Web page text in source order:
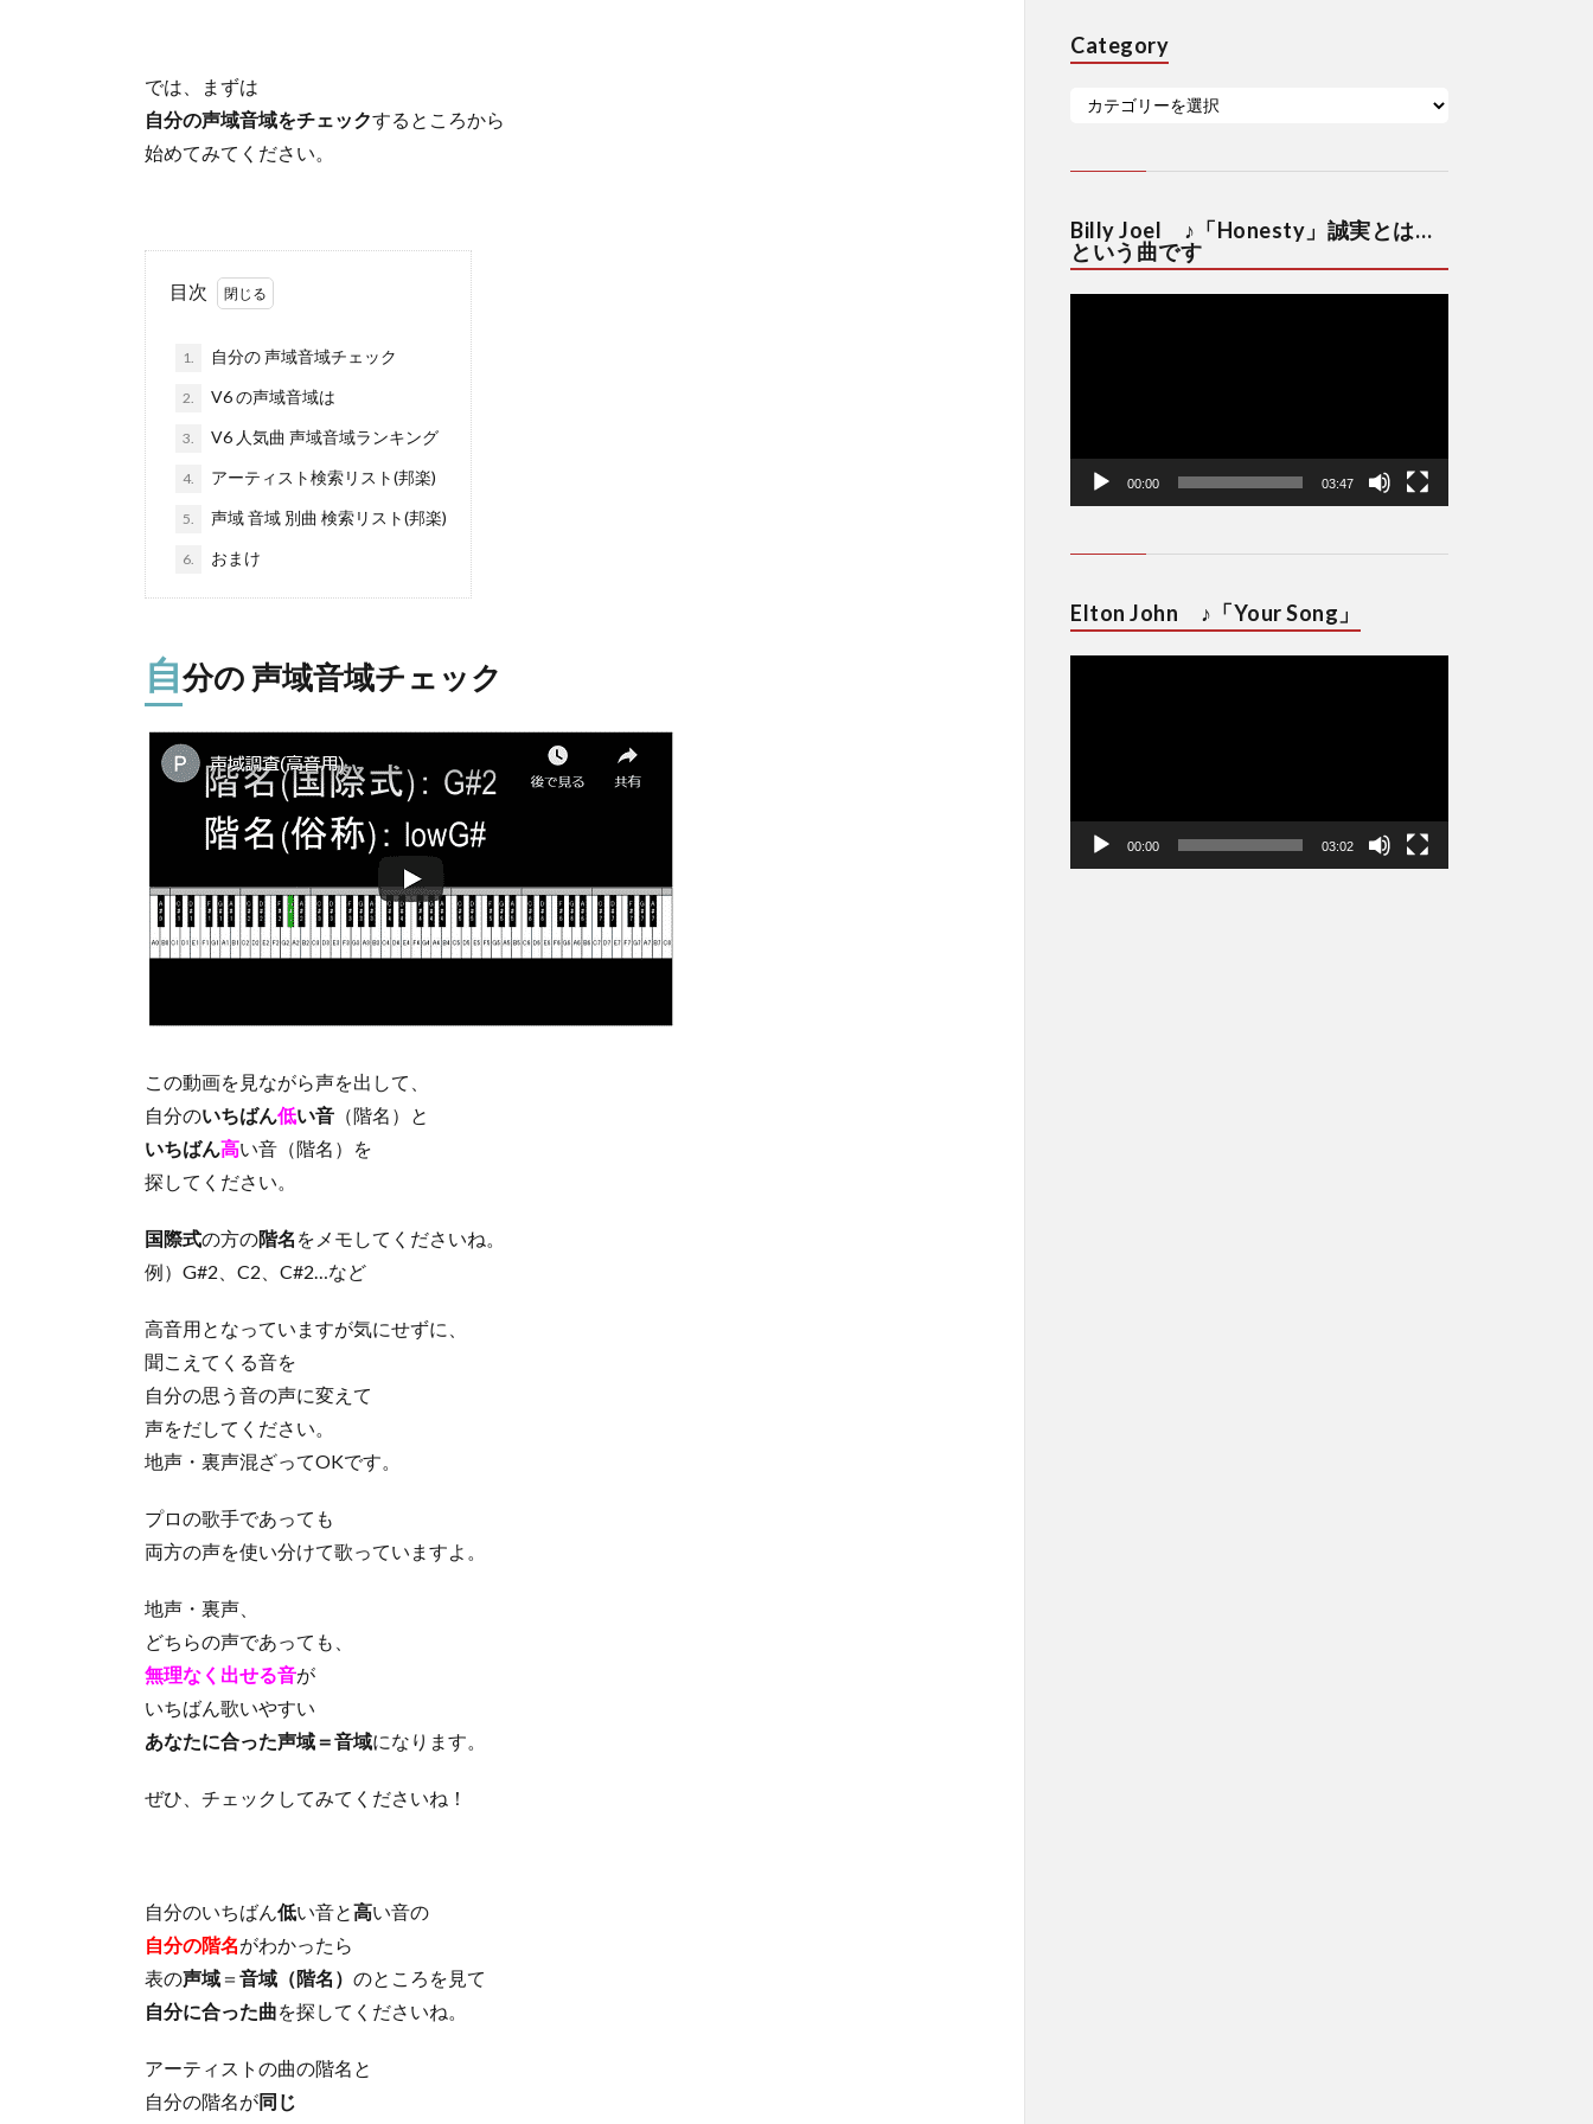
では、まずは
自分の声域音域をチェックするところから
始めてみてください。
目次
1. 自分の 声域音域チェック
2. V6 の声域音域は
3. V6 人気曲 声域音域ランキング
4. アーティスト検索リスト(邦楽)
5. 声域 音域 別曲 検索リスト(邦楽)
6. おまけ
自分の 声域音域チェック
この動画を見ながら声を出して、
自分のいちばん低い音 （階名）と
いちばん高い音（階名）を
探してください。
国際式の方の階名 をメモしてくださいね。
例）G#2、C2、C#2…など
高音用となっていますが気にせずに、
聞こえてくる音を
自分の思う音の声に変えて
声をだしてください。
地声・裏声混ざってOKです。
プロの歌手であっても
両方の声を使い分けて歌っていますよ。
地声・裏声、
どちらの声であっても、
無理なく出せる音が
いちばん歌いやすい
あなたに合った声域＝音域になります。
ぜひ、チェックしてみてくださいね！
自分のいちばん低い音と高い音の
自分の階名がわかったら
表の声域 ＝ 音域（階名） のところを見て
自分に合った曲を探してくださいね。
アーティストの曲の階名と
自分の階名が同じ
Category
Billy Joel ♪「Honesty」誠実とは…
という曲です
動
00:00 03:47
Elton John ♪「Your Song」
動
00:00 03:02